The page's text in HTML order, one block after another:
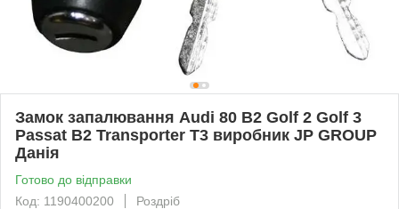
Замок запалювання Audi 80 B2 Golf 2 Golf 3
Passat B2 Transporter T3 виробник JP GROUP
Данія
Готово до відправки
Код: 1190400200
Роздріб